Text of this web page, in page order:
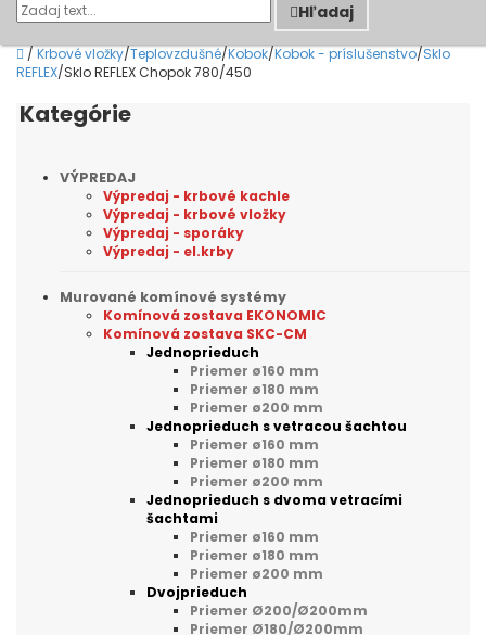
Hľadaj
/ Krbové vložky/Teplovzdušné/Kobok/Kobok - príslušenstvo/Sklo
REFLEX/Sklo REFLEX Chopok 780/450
Kategórie
VÝPREDAJ
Výpredaj - krbové kachle
Výpredaj - krbové vložky
Výpredaj - sporáky
Výpredaj - el.krby
Murované komínové systémy
Komínová zostava EKONOMIC
Komínová zostava SKC-CM
Jednoprieduch
Priemer ø160 mm
Priemer ø180 mm
Priemer ø200 mm
Jednoprieduch s vetracou šachtou
Priemer ø160 mm
Priemer ø180 mm
Priemer ø200 mm
Jednoprieduch s dvoma vetracími
šachtami
Priemer ø160 mm
Priemer ø180 mm
Priemer ø200 mm
Dvojprieduch
Priemer Ø200/Ø200mm
Priemer Ø180/Ø200mm